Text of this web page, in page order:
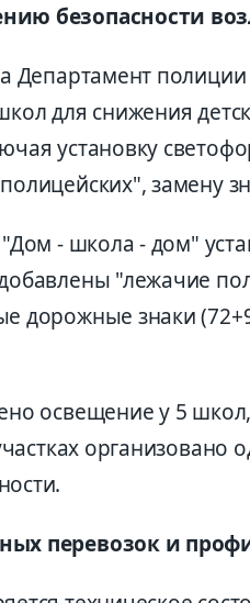
безопасности
Департамент
для снижения
установку
замену
- школа - дом"
"лежачие
дорожные знаки
освещение у 5
организовано
перевозок и